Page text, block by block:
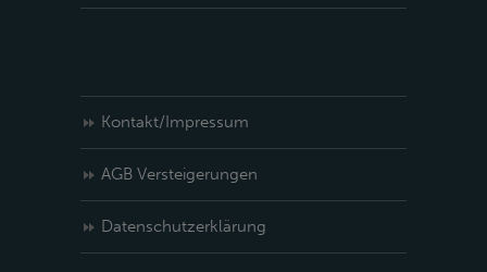
Kontakt/Impressum
AGB Versteigerungen
Datenschutzerklärung